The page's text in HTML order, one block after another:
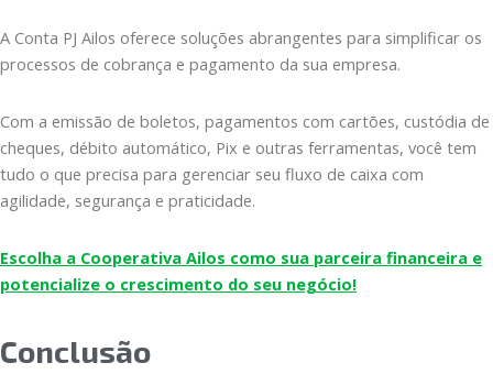
A Conta PJ Ailos oferece soluções abrangentes para simplificar os
processos de cobrança e pagamento da sua empresa.
Com a emissão de boletos, pagamentos com cartões, custódia de
cheques, débito automático, Pix e outras ferramentas, você tem
tudo o que precisa para gerenciar seu fluxo de caixa com
agilidade, segurança e praticidade.
Escolha a Cooperativa Ailos como sua parceira financeira e
potencialize o crescimento do seu negócio!
Conclusão